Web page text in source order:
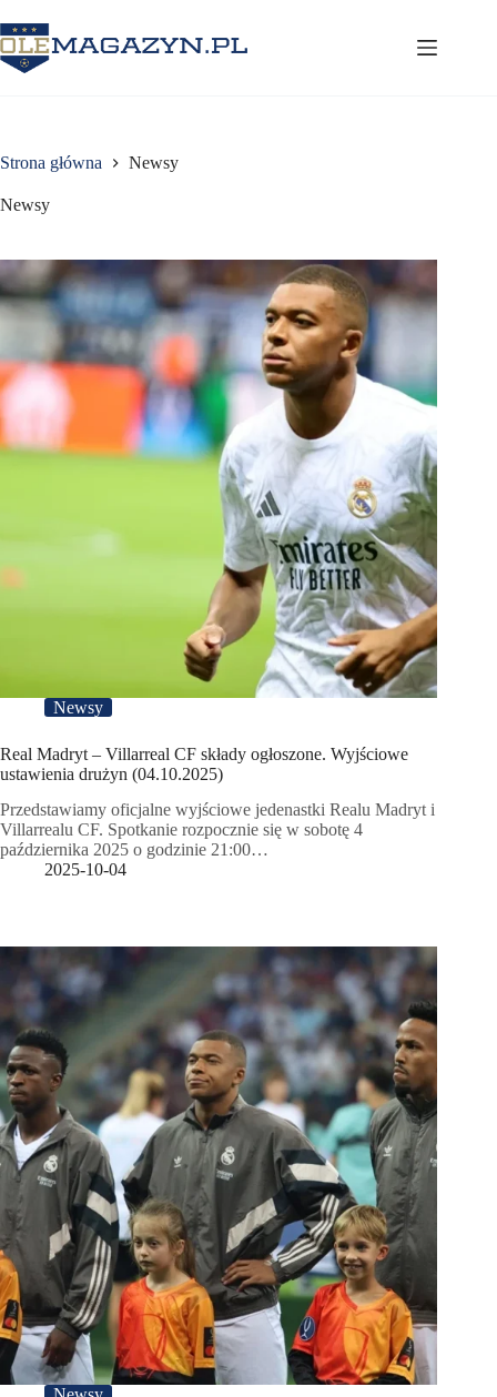
do
treści
Strona główna Newsy
Newsy
Newsy
Real Madryt – Villarreal CF składy ogłoszone. Wyjściowe
ustawienia drużyn (04.10.2025)
Przedstawiamy oficjalne wyjściowe jedenastki Realu Madryt i
Villarrealu CF. Spotkanie rozpocznie się w sobotę 4
października 2025 o godzinie 21:00…
2025-10-04